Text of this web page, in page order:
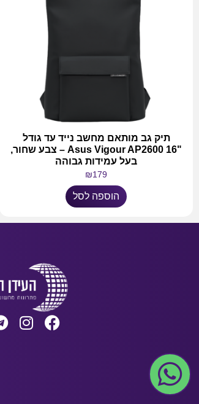
תיק גב מותאם מחשב נייד עד גודל
"Asus Vigour AP2600 16 – צבע שחור,
בעל עמידות גבוהה
₪179
הוספה לסל